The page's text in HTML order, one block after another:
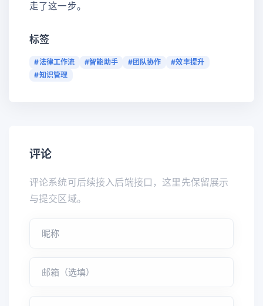
走了这一步。
标签
#法律工作流 #智能助手 #团队协作
#效率提升
#知识管理
评论
评论系统可后续接入后端接口，这里先保留展示
与提交区域。